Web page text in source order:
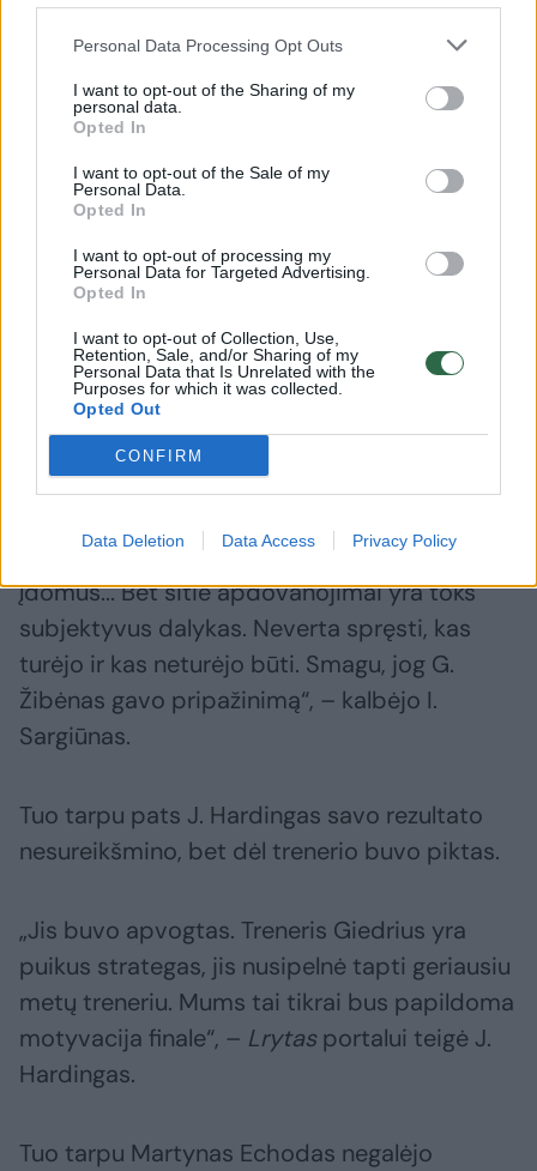
Personal Data Processing Opt Outs
I want to opt-out of the Sharing of my
personal data.
Opted In
I want to opt-out of the Sale of my
Personal Data.
Opted In
I want to opt-out of processing my
Personal Data for Targeted Advertising.
Opted In
I want to opt-out of Collection, Use,
Retention, Sale, and/or Sharing of my
Personal Data that Is Unrelated with the
Purposes for which it was collected.
Opted Out
CONFIRM
Data Deletion Data Access Privacy Policy
žinodamas J. Hardingo charakterį mano,
paversti papildoma motyvacija.
„Startiniame penkete jis nusipelnė vietos be
abejonės, o ar nusipelnė trejetuko? Manau,
jog ryt jis turės papildomos motyvacijos
įrodyti finale“, – užtikrintai kalbėjo G. Žibėnas.
Dėl J. Hardingo nepatekimo tarp MVP
kandidatų itin nusistebėjo ir Ignas Sargiūnas.
„Ne man spręsti. Labai smagu, kad buvo
nebuvo tarp MVP nominantų. Čia buvo toks
įdomus... Bet šitie apdovanojimai yra toks
subjektyvus dalykas. Neverta spręsti, kas
turėjo ir kas neturėjo būti. Smagu, jog G.
Žibėnas gavo pripažinimą“, – kalbėjo I.
Sargiūnas.
Tuo tarpu pats J. Hardingas savo rezultato
nesureikšmino, bet dėl trenerio buvo piktas.
„Jis buvo apvogtas. Treneris Giedrius yra
puikus strategas, jis nusipelnė tapti geriausiu
metų treneriu. Mums tai tikrai bus papildoma
motyvacija finale“, – Lrytasportalui teigė J.
Hardingas.
Tuo tarpu Martynas Echodas negalėjo